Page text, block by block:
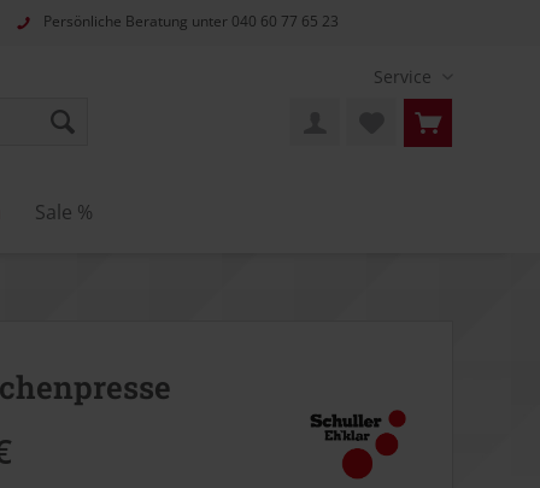
Persönliche Beratung unter 040 60 77 65 23
Service
Sale %